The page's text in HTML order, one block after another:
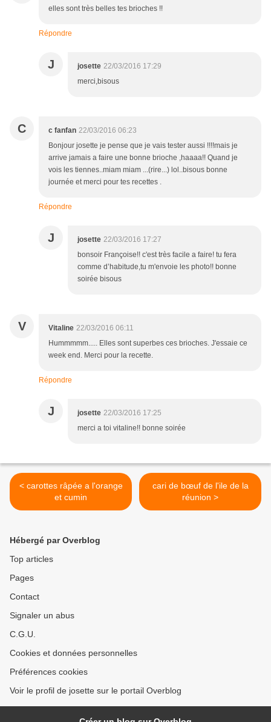
elles sont très belles tes brioches !!
Répondre
J josette 22/03/2016 17:29
merci,bisous
C c fanfan 22/03/2016 06:23
Bonjour josette je pense que je vais tester aussi !!!!mais je
arrive jamais a faire une bonne brioche ,haaaa!! Quand je
vois les tiennes..miam miam ...(rire...) lol..bisous bonne
journée et merci pour tes recettes .
Répondre
J josette 22/03/2016 17:27
bonsoir Françoise!! c'est très facile a faire! tu fera
comme d’habitude,tu m'envoie les photo!! bonne
soirée bisous
V Vitaline 22/03/2016 06:11
Hummmmm..... Elles sont superbes ces brioches. J'essaie ce
week end. Merci pour la recette.
Répondre
J josette 22/03/2016 17:25
merci a toi vitaline!! bonne soirée
< carottes râpée a l'orange
et cumin
cari de bœuf de l'ile de la
réunion >
Hébergé par Overblog
Top articles
Pages
Contact
Signaler un abus
C.G.U.
Cookies et données personnelles
Préférences cookies
Voir le profil de josette sur le portail Overblog